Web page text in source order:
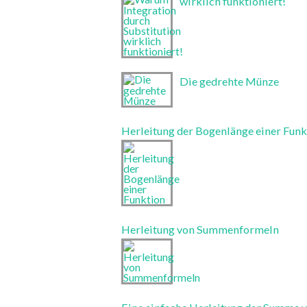
Die gedrehte Münze
Herleitung der Bogenlänge einer
Herleitung von Summenformeln